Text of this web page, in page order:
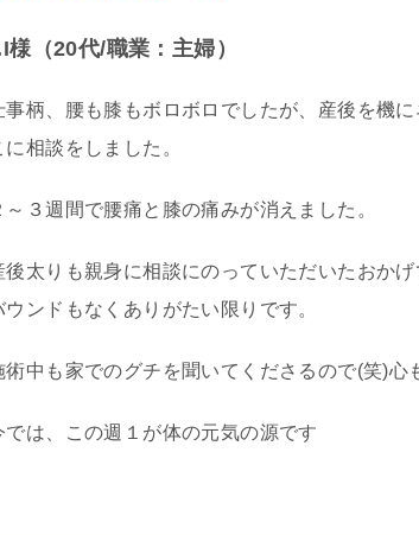
様（20代/職業：主婦）
事柄、腰も膝もボロボロでしたが、産後を機に
に相談をしました。
～３週間で腰痛と膝の痛みが消えました。
後太りも親身に相談にのっていただいたおかげ
ウンドもなくありがたい限りです。
術中も家でのグチを聞いてくださるので(笑)心
では、この週１が体の元気の源です